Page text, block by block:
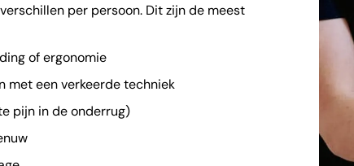
per persoon. Dit zijn de meest
of ergonomie
met een verkeerde techniek
pijn in de onderrug)